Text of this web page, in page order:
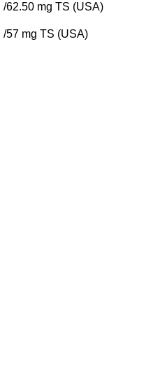
62.50 mg TS (USA)
57 mg TS (USA)